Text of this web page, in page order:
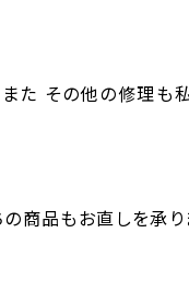
た その他の修理も
商品もお直しを承り